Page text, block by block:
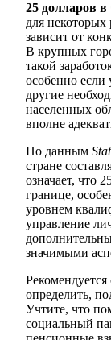
25 долларов в
для
зависит от
В крупных
такой
особенно
другие
населенных
вполне
По данным
стране
означает, что
границе,
уровнем
управление
значимыми
определить,
Учтите, что
социальный